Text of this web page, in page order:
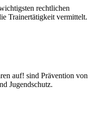
rechtlichen
Trainertätigkeit vermittelt.
auf! sind Prävention von
Jugendschutz.